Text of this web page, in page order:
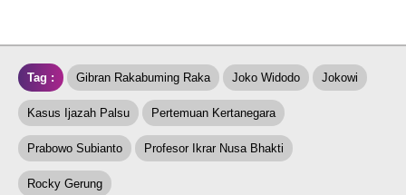
Tag : Gibran Rakabuming Raka Joko Widodo Jokowi
Kasus Ijazah Palsu Pertemuan Kertanegara
Prabowo Subianto Profesor Ikrar Nusa Bhakti
Rocky Gerung